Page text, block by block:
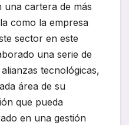
cartera de más
como la empresa
sector en este
una serie de
tecnológicas,
área de su
que pueda
en una gestión